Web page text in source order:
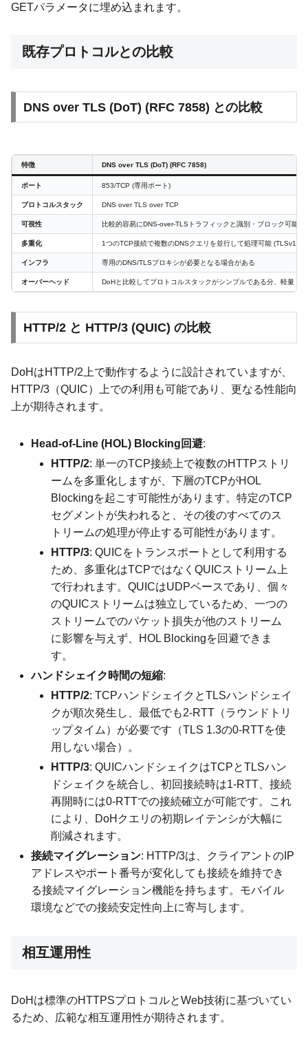
GETパラメータに埋め込まれます。
既存プロトコルとの比較
DNS over TLS (DoT) (RFC 7858) との比較
特徴 DNS over TLS (DoT) (RFC 7858)
ポート 853/TCP (専用ポート)
プロトコルスタック DNS over TLS over TCP
可視性 比較的容易にDNS-over-TLSトラフィックと識別・ブロック可能
多重化 1つのTCP接続で複数のDNSクエリを並行して処理可能 (TLSv1.3
インフラ 専用のDNS/TLSプロキシが必要となる場合がある
オーバーヘッド DoHと比較してプロトコルスタックがシンプルである分、軽量
HTTP/2 と HTTP/3 (QUIC) の比較
DoHはHTTP/2上で動作するように設計されていますが、
HTTP/3（QUIC）上での利用も可能であり、更なる性能向
上が期待されます。
Head-of-Line (HOL) Blocking回避:
HTTP/2: 単一のTCP接続上で複数のHTTPストリ
ームを多重化しますが、下層のTCPがHOL
Blockingを起こす可能性があります。特定のTCP
セグメントが失われると、その後のすべてのス
トリームの処理が停止する可能性があります。
HTTP/3: QUICをトランスポートとして利用する
ため、多重化はTCPではなくQUICストリーム上
で行われます。QUICはUDPベースであり、個々
のQUICストリームは独立しているため、一つの
ストリームでのパケット損失が他のストリーム
に影響を与えず、HOL Blockingを回避できま
す。
ハンドシェイク時間の短縮:
HTTP/2: TCPハンドシェイクとTLSハンドシェイ
クが順次発生し、最低でも2-RTT（ラウンドトリ
ップタイム）が必要です（TLS 1.3の0-RTTを使
用しない場合）。
HTTP/3: QUICハンドシェイクはTCPとTLSハン
ドシェイクを統合し、初回接続時は1-RTT、接続
再開時には0-RTTでの接続確立が可能です。これ
により、DoHクエリの初期レイテンシが大幅に
削減されます。
接続マイグレーション: HTTP/3は、クライアントのIP
アドレスやポート番号が変化しても接続を維持でき
る接続マイグレーション機能を持ちます。モバイル
環境などでの接続安定性向上に寄与します。
相互運用性
DoHは標準のHTTPSプロトコルとWeb技術に基づいてい
るため、広範な相互運用性が期待されます。